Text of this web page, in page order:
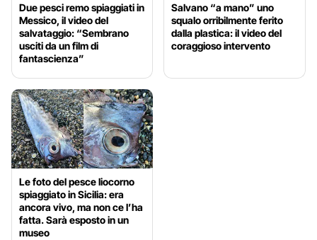
Due pesci remo spiaggiati in
Messico, il video del
salvataggio: “Sembrano
usciti da un film di
fantascienza”
Salvano “a mano” uno
squalo orribilmente ferito
dalla plastica: il video del
coraggioso intervento
Le foto del pesce liocorno
spiaggiato in Sicilia: era
ancora vivo, ma non ce l’ha
fatta. Sarà esposto in un
museo